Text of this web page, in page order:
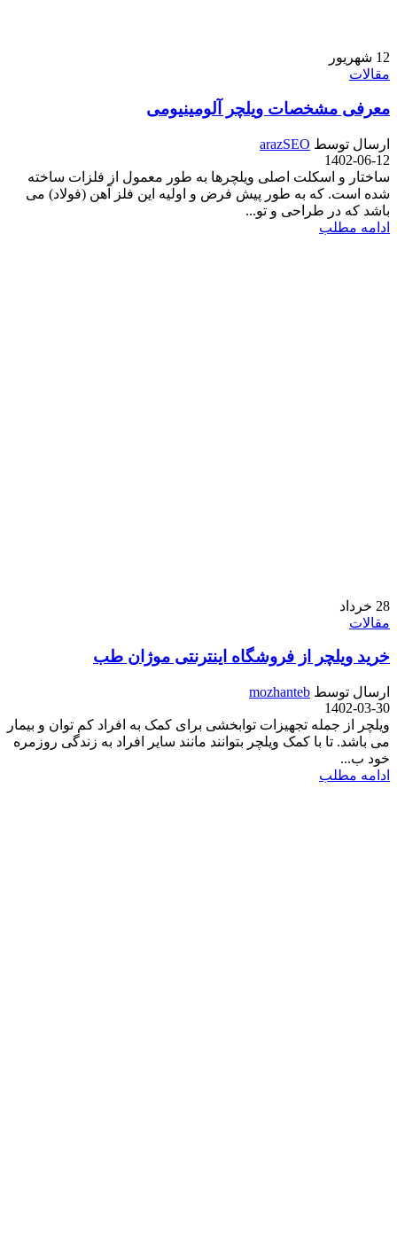
12 شهریور
مقالات
معرفی مشخصات ویلچر آلومینیومی
ارسال توسط arazSEO
1402-06-12
ساختار و اسکلت اصلی ویلچرها به طور معمول از فلزات ساخته
شده است. که به طور پیش فرض و اولیه این فلز آهن (فولاد) می
باشد که در طراحی و تو...
ادامه مطلب
28 خرداد
مقالات
خرید ویلچر از فروشگاه اینترنتی موژان طب
ارسال توسط mozhanteb
1402-03-30
ویلچر از جمله تجهیزات توابخشی برای کمک به افراد کم توان و بیمار
می باشد. تا با کمک ویلچر بتوانند مانند سایر افراد به زندگی روزمره
خود ب...
ادامه مطلب